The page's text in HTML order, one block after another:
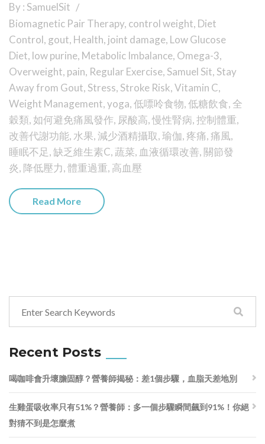
By : SamuelSit
Biomagnetic Pair Therapy, control weight, Diet
Control, gout, Health, joint damage, Low Glucose
Diet, low purine, Metabolic Imbalance, Omega-3,
Overweight, pain, Regular Exercise, Samuel Sit, Stay
Away from Gout, Stress, Stroke Risk,Vitamin C,
Weight Management,yoga,低嘌呤食物,低糖飲食,全
穀類,如何避免痛風發作, 尿酸高,慢性腎病,控制體重,
改善代謝功能,水果, 減少酒精攝取,瑜伽,疼痛,痛風,
睡眠不足,缺乏維生素C,蔬菜, 血液循環改善, 關節發
炎, 降低壓力,體重過重, 高血壓
Read More
Recent Posts
喝咖啡會升壞膽固醇？營養師揭秘：差1個步驟，血脂天差地別
生雞蛋吸收率只有51%？營養師：多一個步驟瞬間飆到91%！你絕
對猜不到是怎麼煮